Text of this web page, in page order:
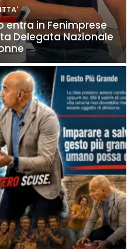
entra in Fenimprese
Delegata Nazionale